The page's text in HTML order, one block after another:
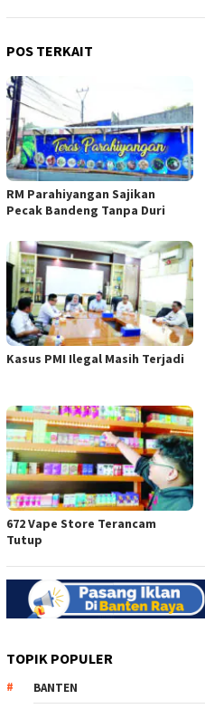
POS TERKAIT
RM Parahiyangan Sajikan
Pecak Bandeng Tanpa Duri
Kasus PMI Ilegal Masih Terjadi
672 Vape Store Terancam
Tutup
TOPIK POPULER
BANTEN